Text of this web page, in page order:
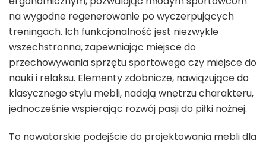
na wygodne regenerowanie po wyczerpujących
treningach. Ich funkcjonalność jest niezwykle
wszechstronna, zapewniając miejsce do
przechowywania sprzętu sportowego czy miejsce do
nauki i relaksu. Elementy zdobnicze, nawiązujące do
klasycznego stylu mebli, nadają wnętrzu charakteru,
jednocześnie wspierając rozwój pasji do piłki nożnej.
To nowatorskie podejście do projektowania mebli dla